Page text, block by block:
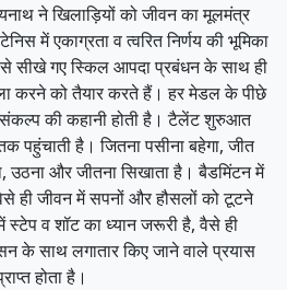
ने खिलाड़ियों को जीवन का मूलमंत्र
में एकाग्रता व त्वरित निर्णय की भूमिका
सीखे गए स्किल आपदा प्रबंधन के साथ ही
करने को तैयार करते हैं। हर मेडल के पीछे
की कहानी होती है। टैलेंट शुरुआत
पहुंचाती है। जितना पसीना बहेगा, जीत
उठना और जीतना सिखाता है। बैडमिंटन में
ही जीवन में सपनों और हौसलों को टूटने
व शॉट का ध्यान जरूरी है, वैसे ही
के साथ लगातार किए जाने वाले प्रयास
होता है।